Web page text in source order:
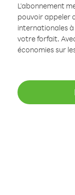
L'abonnement
pouvoir appeler
internationales
votre forfait.
économies sur